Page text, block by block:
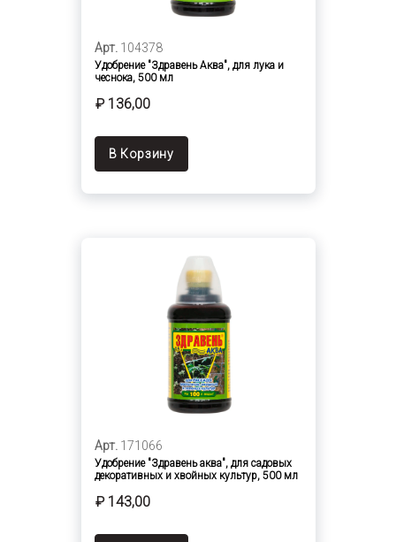
Арт. 104378
Удобрение "Здравень Аква", для лука и
чеснока, 500 мл
₽ 136,00
В Корзину
Арт. 171066
Удобрение "Здравень аква", для садовых
декоративных и хвойных культур, 500 мл
₽ 143,00